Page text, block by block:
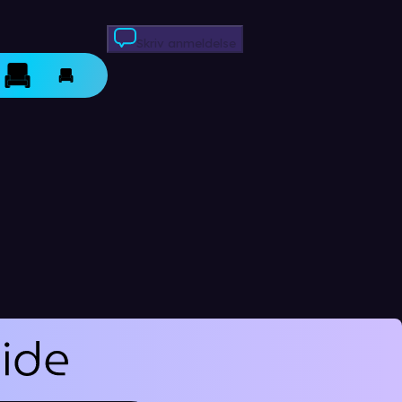
Skriv anmeldelse